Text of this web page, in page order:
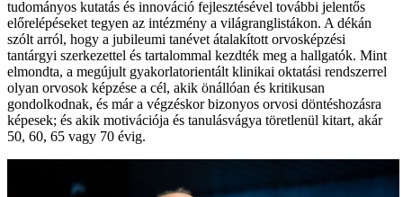
tudományos kutatás és innováció fejlesztésével további jelentős
előrelépéseket tegyen az intézmény a világranglistákon. A dékán
szólt arról, hogy a jubileumi tanévet átalakított orvosképzési
tantárgyi szerkezettel és tartalommal kezdték meg a hallgatók. Mint
elmondta, a megújult gyakorlatorientált klinikai oktatási rendszerrel
olyan orvosok képzése a cél, akik önállóan és kritikusan
gondolkodnak, és már a végzéskor bizonyos orvosi döntéshozásra
képesek; és akik motivációja és tanulásvágya töretlenül kitart, akár
50, 60, 65 vagy 70 évig.